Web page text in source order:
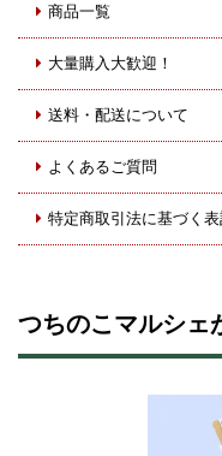
商品一覧
大量購入大歓迎！
送料・配送について
よくあるご質問
特定商取引法に基づく
つちのこマルシェ